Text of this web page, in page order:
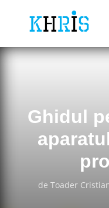
Ghidul
deToader